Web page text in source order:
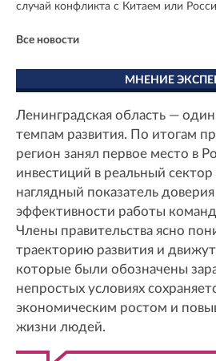
случай конфликта с Китаем или
Все новости
МНЕНИЕ
Ленинградская область —
темпам развития. По итогам
регион занял первое место в
инвестиций в реальный
наглядный показатель
эффективности работы
Члены правительства ясно
траекторию развития и
которые были обозначены
непростых условиях
экономическим ростом и
жизни людей.